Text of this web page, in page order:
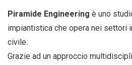
Piramide Engineering è uno
impiantistica che opera nei settori
civile.
Grazie ad un approccio